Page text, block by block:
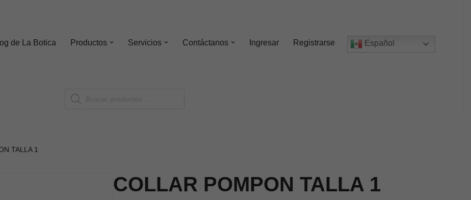
de La Botica Productos Servicios Contáctanos Ingresar Registrarse Español
TALLA 1
COLLAR POMPON TALLA 1